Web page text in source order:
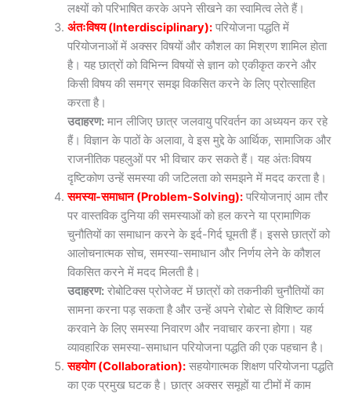
लक्ष्यों को परिभाषित करके अपने सीखने का स्वामित्व लेते हैं।
अंतःविषय (Interdisciplinary): परियोजना पद्धति में
परियोजनाओं में अक्सर विषयों और कौशल का मिश्रण शामिल होता
है। यह छात्रों को विभिन्न विषयों से ज्ञान को एकीकृत करने और
किसी विषय की समग्र समझ विकसित करने के लिए प्रोत्साहित
करता है।
उदाहरण: मान लीजिए छात्र जलवायु परिवर्तन का अध्ययन कर रहे
हैं। विज्ञान के पाठों के अलावा, वे इस मुद्दे के आर्थिक, सामाजिक और
राजनीतिक पहलुओं पर भी विचार कर सकते हैं। यह अंतःविषय
दृष्टिकोण उन्हें समस्या की जटिलता को समझने में मदद करता है।
समस्या-समाधान (Problem-Solving): परियोजनाएं आम तौर
पर वास्तविक दुनिया की समस्याओं को हल करने या प्रामाणिक
चुनौतियों का समाधान करने के इर्द-गिर्द घूमती हैं। इससे छात्रों को
आलोचनात्मक सोच, समस्या-समाधान और निर्णय लेने के कौशल
विकसित करने में मदद मिलती है।
उदाहरण: रोबोटिक्स प्रोजेक्ट में छात्रों को तकनीकी चुनौतियों का
सामना करना पड़ सकता है और उन्हें अपने रोबोट से विशिष्ट कार्य
करवाने के लिए समस्या निवारण और नवाचार करना होगा। यह
व्यावहारिक समस्या-समाधान परियोजना पद्धति की एक पहचान है।
सहयोग (Collaboration): सहयोगात्मक शिक्षण परियोजना पद्धति
का एक प्रमुख घटक है। छात्र अक्सर समूहों या टीमों में काम